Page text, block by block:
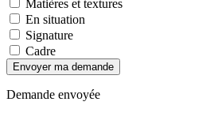
Matières et textures
En situation
Signature
Cadre
Envoyer ma demande
Demande envoyée